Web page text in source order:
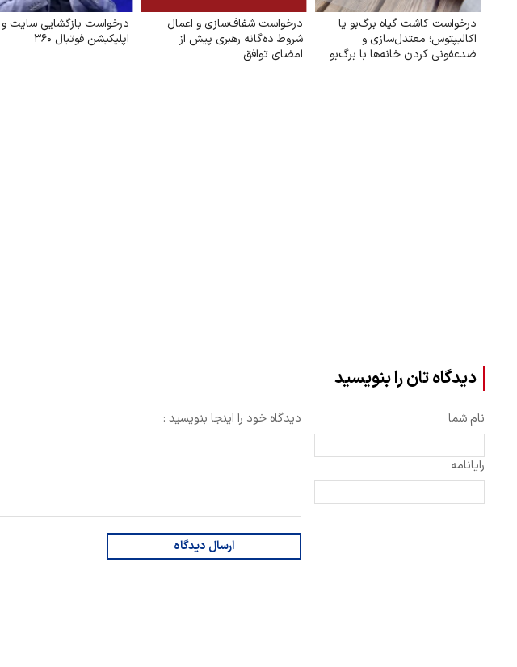
درخواست کاشت گیاه برگ‌بو یا
اکالیپتوس؛ معتدل‌سازی و
ضدعفونی کردن خانه‌ها با برگ‌بو
درخواست شفاف‌سازی و اعمال
شروط ده‌گانه رهبری پیش از
امضای توافق
درخواست بازگشایی سایت و
اپلیکیشن فوتبال ۳۶۰
دیدگاه تان را بنویسید
نام شما
رایانامه
دیدگاه خود را اینجا بنویسید :
ارسال دیدگاه